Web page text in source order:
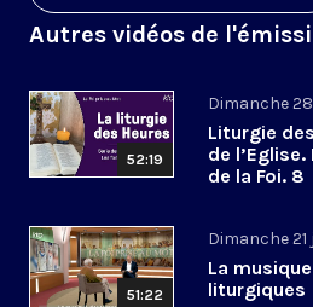
Autres vidéos de
52:19
Dimanche
Liturgie
de
de la Foi. 8
51:22
Dimanche
La
liturgiques